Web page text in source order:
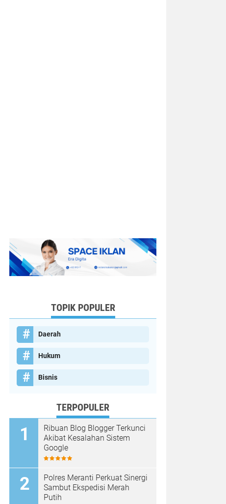
TOPIK POPULER
Daerah
Hukum
Bisnis
TERPOPULER
Ribuan Blog Blogger Terkunci
Akibat Kesalahan Sistem
Google
Polres Meranti Perkuat Sinergi
Sambut Ekspedisi Merah
Putih